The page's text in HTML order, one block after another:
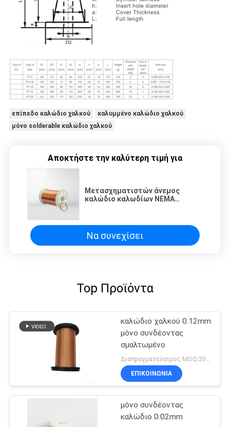
επίπεδο καλώδιο χαλκού
καλυμμένο καλώδιο χαλκού
μόνο solderable καλώδιο χαλκού
Αποκτήστε την καλύτερη τιμή για
Μετασχηματιστών άνεμος
καλώδιο καλωδίων NEMA
Να συνεχίσει
Top Προϊόντα
καλώδιο χαλκού 0.12mm
μόνο συνδέοντας
σμαλτωμένο
Διαπραγματεύσιμος MOQ:20 χιλιόγραμμο/χιλιόγραμμα
ΕΠΙΚΟΙΝΩΝΙΑ
μόνο συνδέοντας
καλώδιο 0.02mm